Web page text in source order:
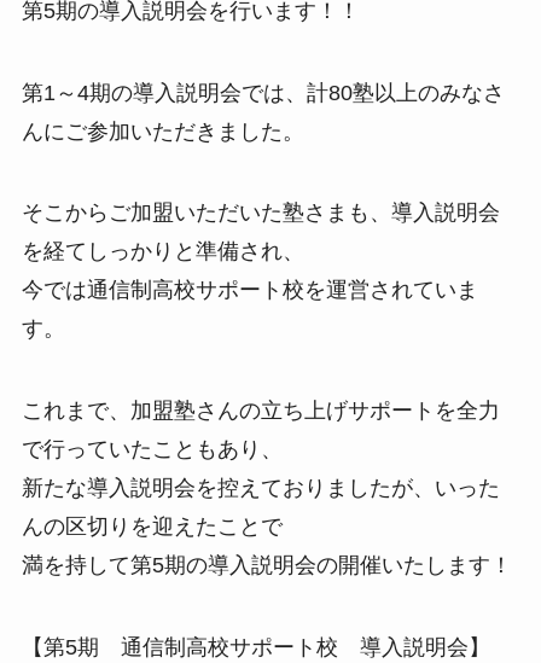
第5期の導入説明会を行います！！
第1～4期の導入説明会では、計80塾以上のみなさ
んにご参加いただきました。
そこからご加盟いただいた塾さまも、導入説明会
を経てしっかりと準備され、
今では通信制高校サポート校を運営されていま
す。
これまで、加盟塾さんの立ち上げサポートを全力
で行っていたこともあり、
新たな導入説明会を控えておりましたが、いった
んの区切りを迎えたことで
満を持して第5期の導入説明会の開催いたします！
【第5期 通信制高校サポート校 導入説明会】